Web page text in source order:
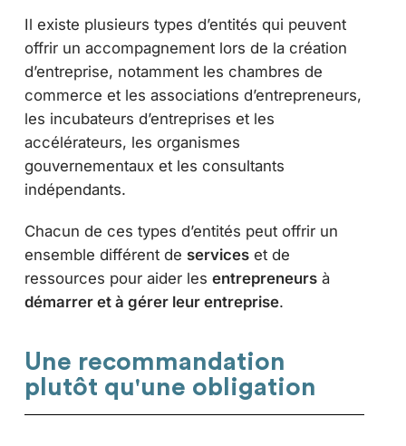
Il existe plusieurs types d’entités qui peuvent
offrir un accompagnement lors de la création
d’entreprise, notamment les chambres de
commerce et les associations d’entrepreneurs,
les incubateurs d’entreprises et les
accélérateurs, les organismes
gouvernementaux et les consultants
indépendants.
Chacun de ces types d’entités peut offrir un
ensemble différent de serviceset de
ressources pour aider les entrepreneursà
démarrer et à gérer leur entreprise.
Une recommandation
plutôt qu'une obligation